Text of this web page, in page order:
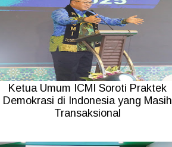
Ketua Umum ICMI Soroti Praktek
Demokrasi di Indonesia yang Masih
Transaksional